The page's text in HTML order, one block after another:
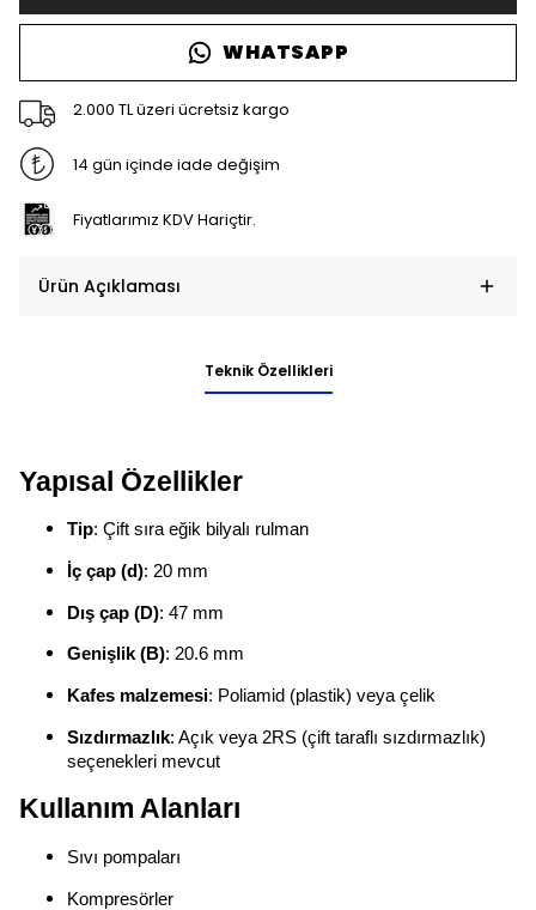
WHATSAPP
2.000 TL üzeri ücretsiz kargo
14 gün içinde iade değişim
Fiyatlarımız KDV Hariçtir.
Ürün Açıklaması
Teknik Özellikleri
Yapısal Özellikler
Tip: Çift sıra eğik bilyalı rulman
İç çap (d): 20 mm
Dış çap (D): 47 mm
Genişlik (B): 20.6 mm
Kafes malzemesi: Poliamid (plastik) veya çelik
Sızdırmazlık: Açık veya 2RS (çift taraflı sızdırmazlık)
seçenekleri mevcut
Kullanım Alanları
Sıvı pompaları
Kompresörler